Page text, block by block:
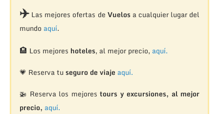
✈️Las mejores ofertas de Vuelosa cualquier lugar del
mundo aquí.
🏨 Los mejores hoteles, al mejor precio, aquí.
💗 Reserva tu seguro de viaje aquí.
🚁 Reserva los mejorestours y excursiones, al mejor
precio, aquí.